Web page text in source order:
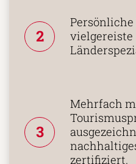
2
vielgereiste
3
Mehrfach
zertifiziert.